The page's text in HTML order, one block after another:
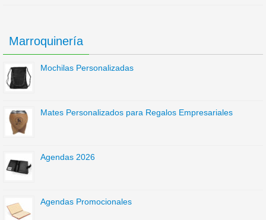
Marroquinería
Mochilas Personalizadas
Mates Personalizados para Regalos Empresariales
Agendas 2026
Agendas Promocionales